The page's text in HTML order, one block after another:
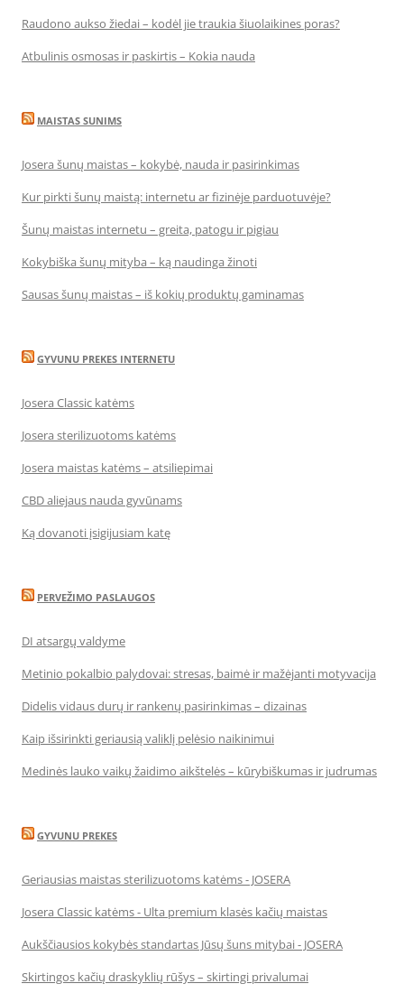
Raudono aukso žiedai – kodėl jie traukia šiuolaikines poras?
Atbulinis osmosas ir paskirtis – Kokia nauda
MAISTAS SUNIMS
Josera šunų maistas – kokybė, nauda ir pasirinkimas
Kur pirkti šunų maistą: internetu ar fizinėje parduotuvėje?
Šunų maistas internetu – greita, patogu ir pigiau
Kokybiška šunų mityba – ką naudinga žinoti
Sausas šunų maistas – iš kokių produktų gaminamas
GYVUNU PREKES INTERNETU
Josera Classic katėms
Josera sterilizuotoms katėms
Josera maistas katėms – atsiliepimai
CBD aliejaus nauda gyvūnams
Ką dovanoti įsigijusiam katę
PERVEŽIMO PASLAUGOS
DI atsargų valdyme
Metinio pokalbio palydovai: stresas, baimė ir mažėjanti motyvacija
Didelis vidaus durų ir rankenų pasirinkimas – dizainas
Kaip išsirinkti geriausią valiklį pelėsio naikinimui
Medinės lauko vaikų žaidimo aikštelės – kūrybiškumas ir judrumas
GYVUNU PREKES
Geriausias maistas sterilizuotoms katėms - JOSERA
Josera Classic katėms - Ulta premium klasės kačių maistas
Aukščiausios kokybės standartas Jūsų šuns mitybai - JOSERA
Skirtingos kačių draskyklių rūšys – skirtingi privalumai